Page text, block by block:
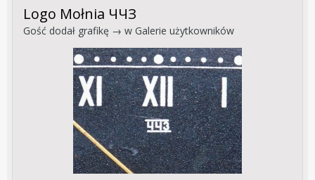
Logo Mołnia ЧЧЗ
Gość dodał grafikę → w Galerie użytkowników